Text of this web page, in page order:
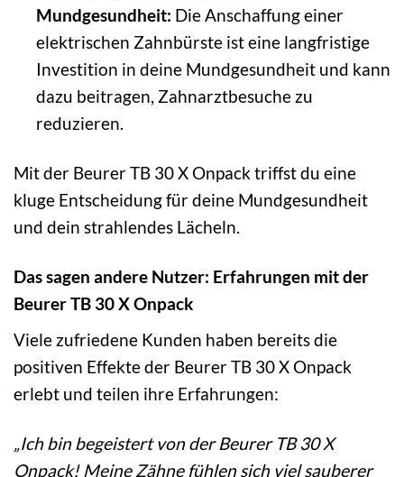
Mundgesundheit: Die Anschaffung einer
elektrischen Zahnbürste ist eine langfristige
Investition in deine Mundgesundheit und kann
dazu beitragen, Zahnarztbesuche zu
reduzieren.
Mit der Beurer TB 30 X Onpack triffst du eine
kluge Entscheidung für deine Mundgesundheit
und dein strahlendes Lächeln.
Das sagen andere Nutzer: Erfahrungen mit der
Beurer TB 30 X Onpack
Viele zufriedene Kunden haben bereits die
positiven Effekte der Beurer TB 30 X Onpack
erlebt und teilen ihre Erfahrungen:
„Ich bin begeistert von der Beurer TB 30 X
Onpack! Meine Zähne fühlen sich viel sauberer